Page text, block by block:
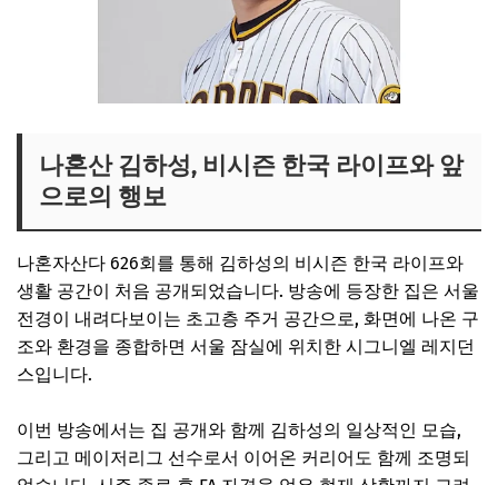
나혼산 김하성, 비시즌 한국 라이프와 앞
으로의 행보
나혼자산다 626회를 통해 김하성의 비시즌 한국 라이프와
생활 공간이 처음 공개되었습니다. 방송에 등장한 집은 서울
전경이 내려다보이는 초고층 주거 공간으로, 화면에 나온 구
조와 환경을 종합하면 서울 잠실에 위치한 시그니엘 레지던
스입니다.
이번 방송에서는 집 공개와 함께 김하성의 일상적인 모습,
그리고 메이저리그 선수로서 이어온 커리어도 함께 조명되